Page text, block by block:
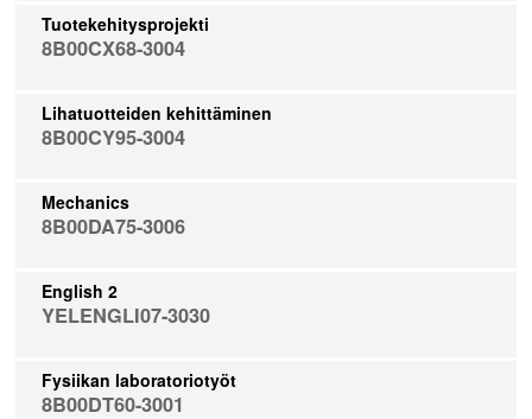
Tuotekehitysprojekti
8B00CX68-3004
Lihatuotteiden kehittäminen
8B00CY95-3004
Mechanics
8B00DA75-3006
English 2
YELENGLI07-3030
Fysiikan laboratoriotyöt
8B00DT60-3001